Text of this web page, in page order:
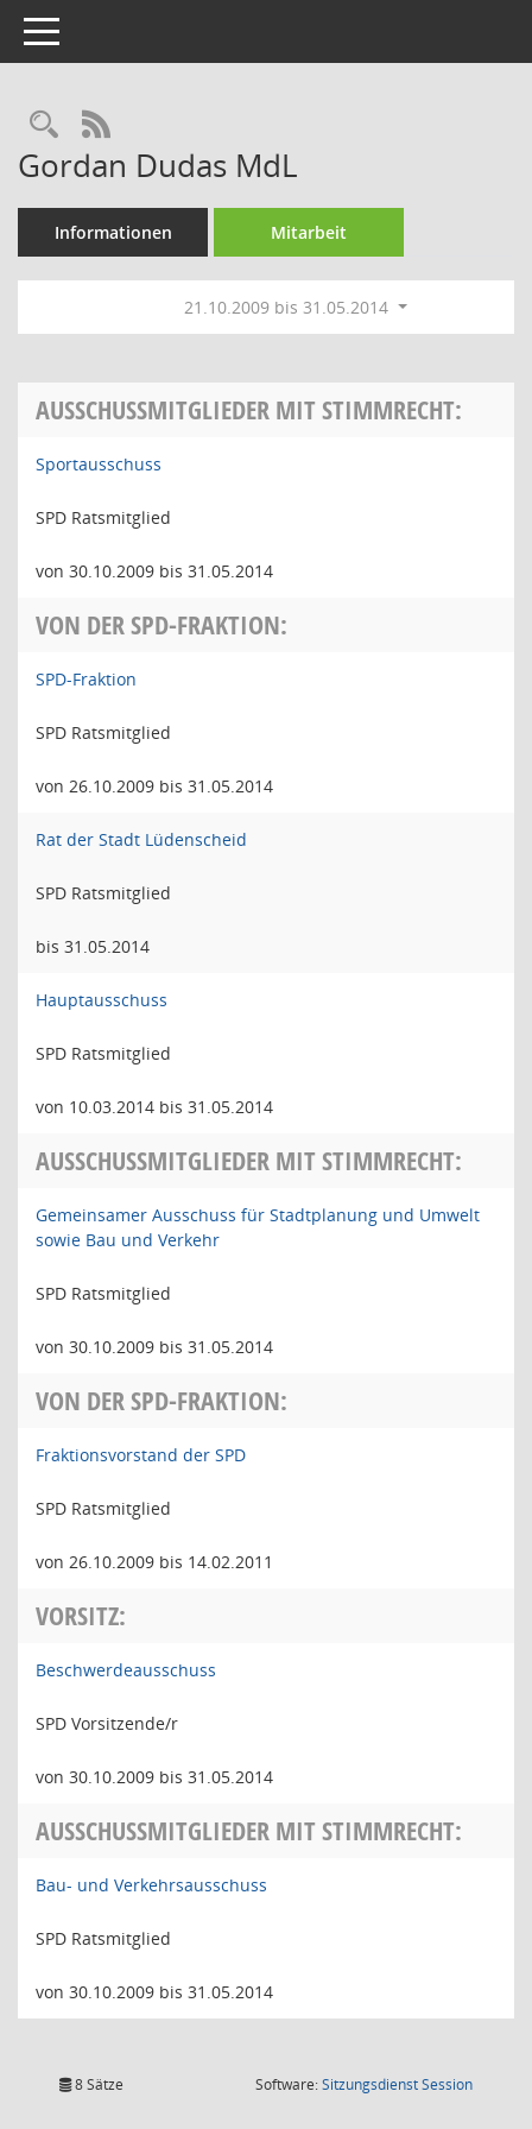
Toggle navigation
Rechercheauswahl
RSS-Feed
Gordan Dudas MdL
Informationen Mitarbeit
21.10.2009 bis 31.05.2014
AUSSCHUSSMITGLIEDER MIT STIMMRECHT:
Sportausschuss
SPD Ratsmitglied
von 30.10.2009 bis 31.05.2014
VON DER SPD-FRAKTION:
SPD-Fraktion
SPD Ratsmitglied
von 26.10.2009 bis 31.05.2014
Rat der Stadt Lüdenscheid
SPD Ratsmitglied
bis 31.05.2014
Hauptausschuss
SPD Ratsmitglied
von 10.03.2014 bis 31.05.2014
AUSSCHUSSMITGLIEDER MIT STIMMRECHT:
Gemeinsamer Ausschuss für Stadtplanung und Umwelt
sowie Bau und Verkehr
SPD Ratsmitglied
von 30.10.2009 bis 31.05.2014
VON DER SPD-FRAKTION:
Fraktionsvorstand der SPD
SPD Ratsmitglied
von 26.10.2009 bis 14.02.2011
VORSITZ:
Beschwerdeausschuss
SPD Vorsitzende/r
von 30.10.2009 bis 31.05.2014
AUSSCHUSSMITGLIEDER MIT STIMMRECHT:
Bau- und Verkehrsausschuss
SPD Ratsmitglied
von 30.10.2009 bis 31.05.2014
8 Sätze Software:SitzungsdienstSession(Wird in